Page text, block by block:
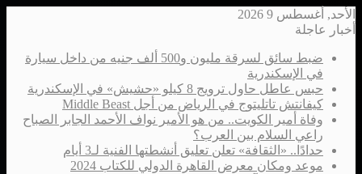
الأحد, أغسطس 9 2026
أخبار عاجلة
ضبط سائق لسرقة مليون و500 ألف جنيه من داخل سيارة
في الإسكندرية
حبس عاطل حاول ترويج 8 كيلو «حشيش» في الإسكندرية
كيفانتش تاتليتوج في الرياض من أجل Middle Beast
وفاة أمير الكويت.. من هو الأمير نواف الأحمد الجابر الصباح
راعي السلام بين العرب؟
حدادًا.. «الثقافة» تعلن تعليق أنشطتها الفنية لـ3 أيام
موعد ومكان معرض القاهرة الدولي للكتاب 2024